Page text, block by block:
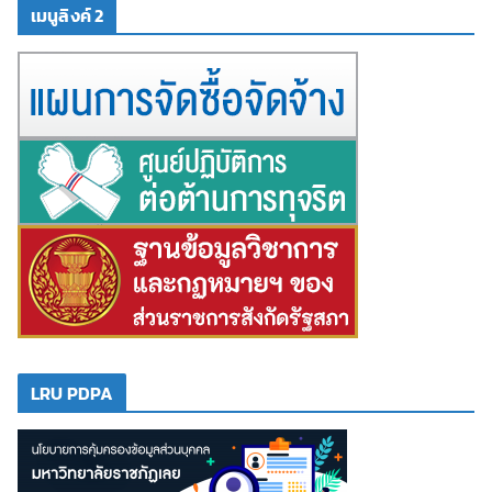
เมนูลิงค์ 2
LRU PDPA